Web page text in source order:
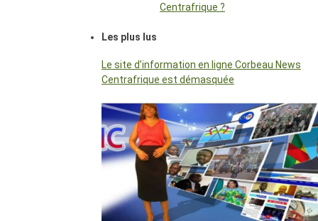
Centrafrique ?
Les plus lus
Le site d’information en ligne Corbeau News
Centrafrique est démasquée